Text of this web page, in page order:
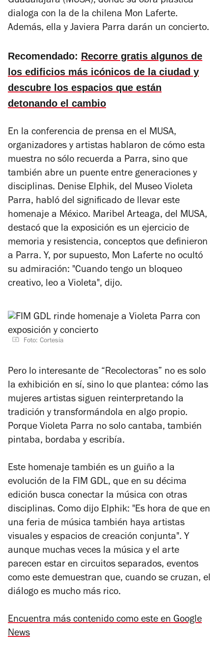
dialoga con la de la chilena Mon Laferte.
Además, ella y Javiera Parra darán un concierto.
Recomendado: Recorre gratis algunos de
los edificios más icónicos de la ciudad y
descubre los espacios que están
detonando el cambio
En la conferencia de prensa en el MUSA,
organizadores y artistas hablaron de cómo esta
muestra no sólo recuerda a Parra, sino que
también abre un puente entre generaciones y
disciplinas. Denise Elphik, del Museo Violeta
Parra, habló del significado de llevar este
homenaje a México. Maribel Arteaga, del MUSA,
destacó que la exposición es un ejercicio de
memoria y resistencia, conceptos que definieron
a Parra. Y, por supuesto, Mon Laferte no ocultó
su admiración: "Cuando tengo un bloqueo
creativo, leo a Violeta", dijo.
Foto: Cortesía
Pero lo interesante de “Recolectoras” no es solo
la exhibición en sí, sino lo que plantea: cómo las
mujeres artistas siguen reinterpretando la
tradición y transformándola en algo propio.
Porque Violeta Parra no solo cantaba, también
pintaba, bordaba y escribía.
Este homenaje también es un guiño a la
evolución de la FIM GDL, que en su décima
edición busca conectar la música con otras
disciplinas. Como dijo Elphik: "Es hora de que en
una feria de música también haya artistas
visuales y espacios de creación conjunta". Y
aunque muchas veces la música y el arte
parecen estar en circuitos separados, eventos
como este demuestran que, cuando se cruzan, el
diálogo es mucho más rico.
Encuentra más contenido como este en Google
News